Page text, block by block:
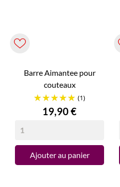
Barre Aimantee pour
couteaux
(1)
Prix
19,90 €
Ajouter au panier